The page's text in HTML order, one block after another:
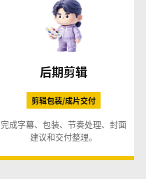
后期剪辑
剪辑包装/成片交付
完成字幕、包装、节奏处理、封面
建议和交付整理。